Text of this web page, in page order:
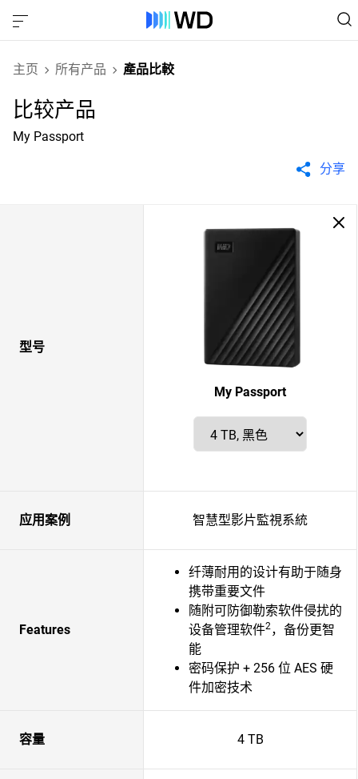
主页 所有产品 產品比較
比较产品
My Passport
分享
型号
My Passport
应用案例 智慧型影片監視系統
Features
纤薄耐用的设计有助于随身
携带重要文件
随附可防御勒索软件侵扰的
设备管理软件2 ，备份更智
能
密码保护 + 256 位 AES 硬
件加密技术
容量 4 TB